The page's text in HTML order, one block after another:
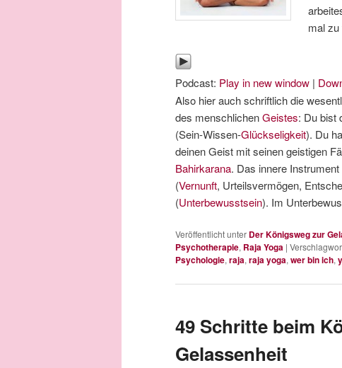
mal zu
Podcast: Play in new window |
Also hier auch schriftlich die
des menschlichenGeistes: Du bist
(Sein-Wissen-Glückseligkeit). Du
deinen Geist mit seinen geistigen
Bahirkarana. Das innere
(Vernunft, Urteilsvermögen,
(Unterbewusstsein). Im
Veröffentlicht unter Der Königsweg zur
Psychotherapie, Raja Yoga |
Psychologie,raja,raja yoga,wer bin ich,
49 Schritte beim
Gelassenheit